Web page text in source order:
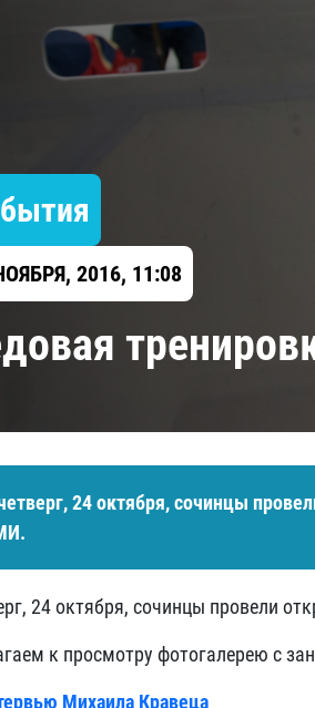
Северсталь
2016, 11:08
24 октября, сочинцы
24 октября, сочинцы провели
к просмотру фотогалерею с
Михаила Кравеца